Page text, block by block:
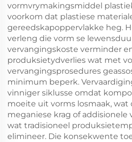
vormvrymakingsmiddel
voorkom dat plastiese
gereedskapoppervlakke heg.
verleng die vorm se
vervangingskoste verminder
produksietydverlies wat met
vervangingsprosedures
minimum beperk.
vinniger siklusse omdat
moeite uit vorms losmaak, wat
meganiese krag of addisionele
wat tradisioneel
elimineer. Die konsekwente